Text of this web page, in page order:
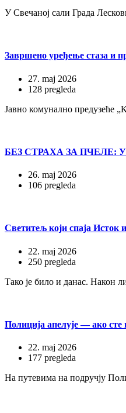
У Свечаној сали Града
Завршено уређење стаза и
27. maj 2026
128 pregleda
Јавно комунално предузеће
БЕЗ СТРАХА ЗА ПЧЕЛЕ: У
26. maj 2026
106 pregleda
Светитељ који спаја Исток
22. maj 2026
250 pregleda
Тако је било и данас. Након
Полиција апелује — ако сте
22. maj 2026
177 pregleda
На путевима на подручју